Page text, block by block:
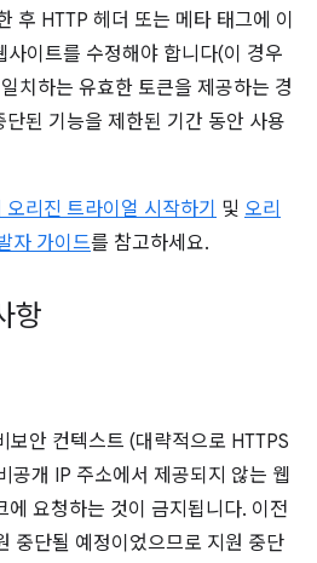
후 HTTP 헤더 또는 메타 태그에 이
이트를 수정해야 합니다(이 경우
치하는 유효한 토큰을 제공하는 경
된 기능을 제한된 기간 동안 사용
리진 트라이얼 시작하기 및 오리
자 가이드를 참고하세요.
항
안 컨텍스트 (대략적으로 HTTPS
공개 IP 주소에서 제공되지 않는 웹
에 요청하는 것이 금지됩니다. 이전
중단될 예정이었으므로 지원 중단